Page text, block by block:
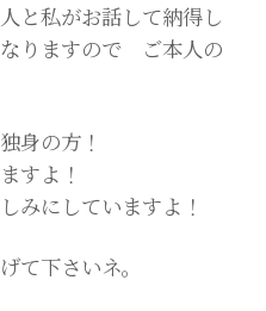
と私がお話して納得し
りますので ご本人の
身の方！
すよ！
みにしていますよ！
て下さいネ。